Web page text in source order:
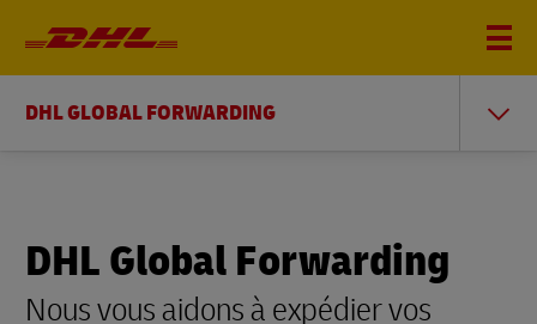
DHL GLOBAL FORWARDING
DHL Global Forwarding
Nous vous aidons à expédier vos